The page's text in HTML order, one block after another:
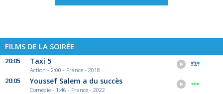
FILMS DE LA SOIRÉE
20:05 Taxi 5
Action - 2:00 - France - 2018
20:05 Youssef Salem a du succès
Comédie - 1:46 - France - 2022